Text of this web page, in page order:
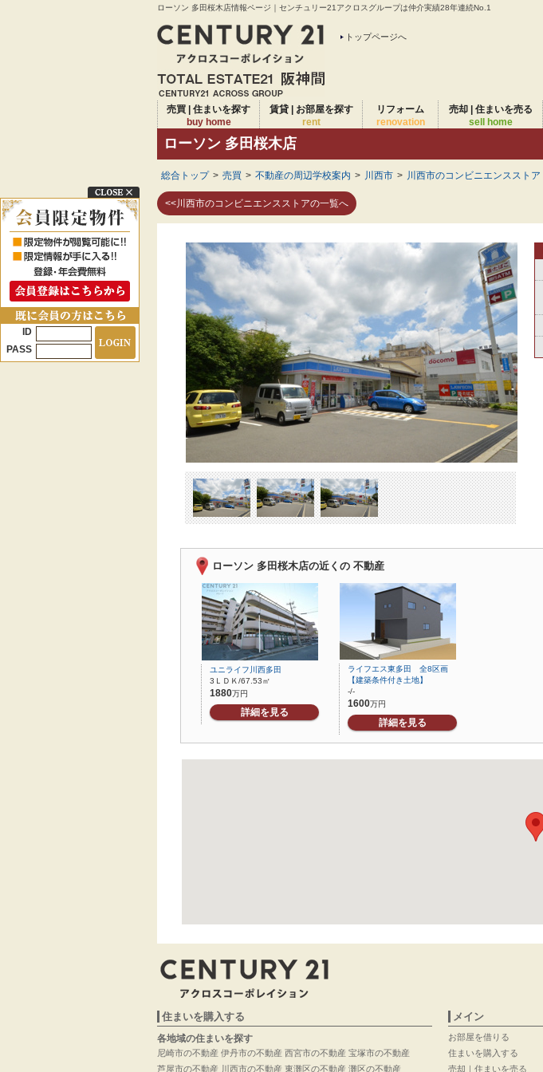
ローソン 多田桜木店情報ページ｜センチュリー21アクロスグループは仲介実績28年連続No.1
トップページへ
売買 | 住まいを探す
buy home
賃貸 | お部屋を探す
rent
リフォーム
renovation
売却 | 住まいを売る
sell home
ローソン 多田桜木店
総合トップ > 売買 > 不動産の周辺学校案内 > 川西市 > 川西市のコンビニエンスストア
<<川西市のコンビニエンスストアの一覧へ
ローソン 多田桜木店の近くの 不動産
ユニライフ川西多田
3ＬＤＫ/67.53㎡
1880万円
詳細を見る
ライフエス東多田 全8区画
【建築条件付き土地】
-/-
1600万円
詳細を見る
住まいを購入する
各地域の住まいを探す
尼崎市の不動産
芦屋市の不動産
伊丹市の不動産
川西市の不動産
西宮市の不動産
東灘区の不動産
宝塚市の不動産
灘区の不動産
メイン
お部屋を借りる
住まいを購入する
売却｜住まいを売る
ID
PASS